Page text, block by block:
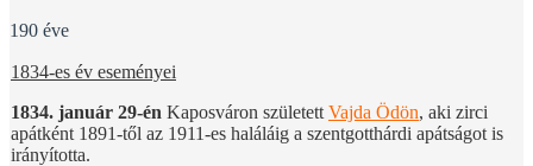
190 éve
1834-es év eseményei
1834. január 29-én Kaposváron született Vajda Ödön, aki zirci
apátként 1891-től az 1911-es haláláig a szentgotthárdi apátságot is
irányította.